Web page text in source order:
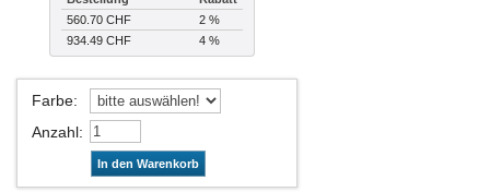
560.70 CHF
2 %
934.49 CHF
4 %
Farbe:
Anzahl:
In den Warenkorb